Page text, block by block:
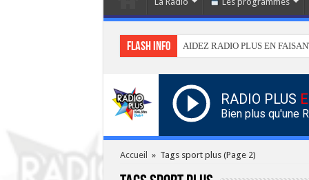
Flash info AIDEZ RADIO PLUS EN
RADIO PLUS
Bien plus qu'une
Accueil » Tags sport plus(Page 2)